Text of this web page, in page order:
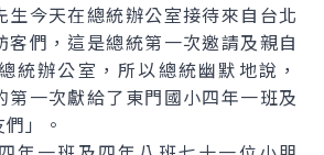
今天在總統辦公室接待來自台北
客們，這是總統第一次邀請及親自
統辦公室，所以總統幽默地說，
第一次獻給了東門國小四年一班及
」。